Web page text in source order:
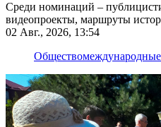
Среди номинаций –
видеопроекты, маршруты
02 Авг., 2026, 13:54
Общество